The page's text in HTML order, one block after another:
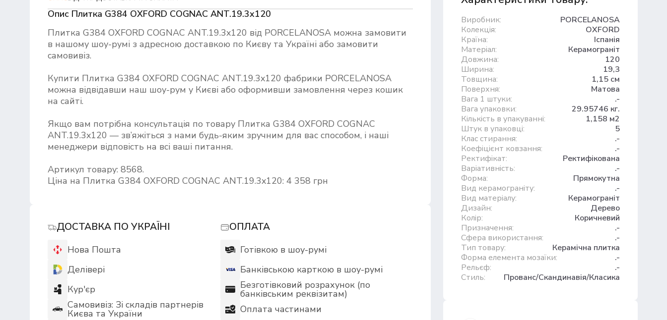
Опис Плитка G384 OXFORD COGNAC ANT.19.3x120
Плитка G384 OXFORD COGNAC ANT.19.3x120 від PORCELANOSA можна замовити
в нашому шоу-румі з адресною доставкою по Києву та Україні або замовити
самовивіз.
Купити Плитка G384 OXFORD COGNAC ANT.19.3x120 фабрики PORCELANOSA
можна відвідавши наш шоу-рум у Києві або оформивши замовлення через кошик
на сайті.
Якщо вам потрібна консультація по товару Плитка G384 OXFORD COGNAC
ANT.19.3x120 — зв’яжіться з нами будь-яким зручним для вас способом, і наші
менеджери відповість на всі ваші питання.
Артикул товару: 8568.
Ціна на Плитка G384 OXFORD COGNAC ANT.19.3x120: 4 358 грн
ДОСТАВКА ПО УКРАЇНІ
Нова Пошта
Делівері
Кур'єр
Самовивіз: Зі складів партнерів
Києва та України
ОПЛАТА
Готівкою в шоу-румі
Банківською карткою в шоу-румі
Безготівковий розрахунок (по
банківським реквізитам)
Оплата частинами
Виробник:
PORCELANOSA
Колекція:
OXFORD
Країна:
Іспанія
Матеріал:
Керамограніт
Довжина:
120
Ширина:
19,3
Товщина:
1,15 см
Поверхня:
Матова
Вага 1 штуки:
.-
Вага упаковки:
29.95746 кг.
Кількість в упакуванні:
1,158 м2
Штук в упаковці:
5
Клас стирання:
.-
Коефіцієнт ковзання:
.-
Ректифікат:
Ректифікована
Варіативність:
.-
Форма:
Прямокутна
Вид керамограніту:
.-
Вид матеріалу:
Керамограніт
Дизайн:
Дерево
Колір:
Коричневий
Призначення:
.-
Сфера використання:
.-
Тип товару:
Керамічна плитка
Форма елемента мозаїки:
.-
Рельєф:
.-
Стиль:
Прованс/Скандинавія/Класика